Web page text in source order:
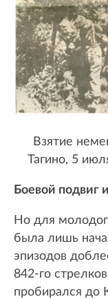
Взятие
Тагино, 5
Боевой подвиг
Но для
была лишь
эпизодов
842-го
пробирался до